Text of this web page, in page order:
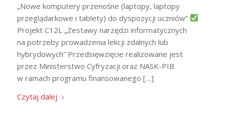
„Nowe komputery przenośne (laptopy, laptopy
przeglądarkowe i tablety) do dyspozycji uczniów”
Projekt C12L „Zestawy narzędzi informatycznych
na potrzeby prowadzenia lekcji zdalnych lub
hybrydowych” Przedsięwzięcie realizowane jest
przez Ministerstwo Cyfryzacji oraz NASK-PIB
w ramach programu finansowanego […]
Czytaj dalej